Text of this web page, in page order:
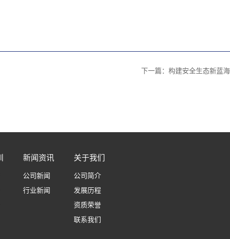
下一篇： 构建安全生态新蓝
新闻资讯
公司新闻
行业新闻
关于我们
公司简介
发展历程
资质荣誉
联系我们